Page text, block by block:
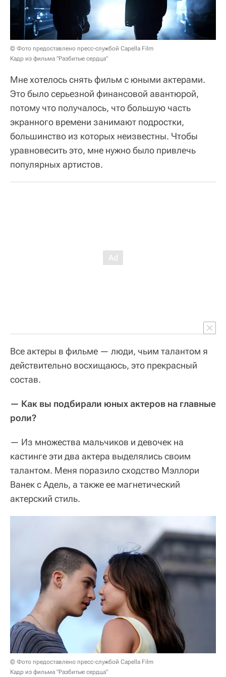
© Фото предоставлено пресс-службой Capella Film
Кадр из фильма "Разбитые сердца"
Мне хотелось снять фильм с юными актерами.
Это было серьезной финансовой авантюрой,
потому что получалось, что большую часть
экранного времени занимают подростки,
большинство из которых неизвестны. Чтобы
уравновесить это, мне нужно было привлечь
популярных артистов.
Все актеры в фильме — люди, чьим талантом я
действительно восхищаюсь, это прекрасный
состав.
— Как вы подбирали юных актеров на главные
роли?
— Из множества мальчиков и девочек на
кастинге эти два актера выделялись своим
талантом. Меня поразило сходство Мэллори
Ванек с Адель, а также ее магнетический
актерский стиль.
© Фото предоставлено пресс-службой Capella Film
Кадр из фильма "Разбитые сердца"